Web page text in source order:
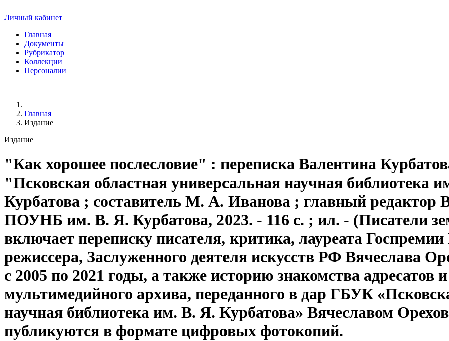
Личный кабинет
Главная
Документы
Рубрикатор
Коллекции
Персоналии
Главная
Издание
Издание
"Как хорошее послесловие" : переписка Валентина
"Псковская областная универсальная научная библиотека
Курбатова ; составитель М. А. Иванова ; главный редактор
ПОУНБ им. В. Я. Курбатова, 2023. - 116 с. ; ил. - (Писатели
включает переписку писателя, критика, лауреата
режиссера, Заслуженного деятеля искусств РФ Вячеслава
с 2005 по 2021 годы, а также историю знакомства адресатов
мультимедийного архива, переданного в дар ГБУК
научная библиотека им. В. Я. Курбатова» Вячеславом
публикуются в формате цифровых фотокопий.